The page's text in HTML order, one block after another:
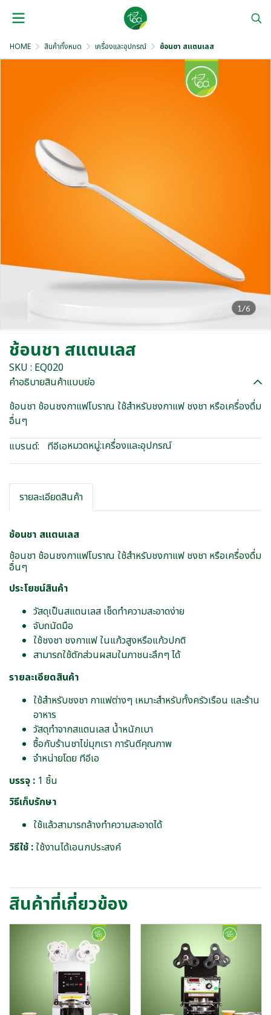
HOME สินค้าทั้งหมด เครื่องและอุปกรณ์ ช้อนชา สแตนเลส
1/6
ช้อนชา สแตนเลส
SKU : EQ020
คำอธิบายสินค้าแบบย่อ
ช้อนชา ช้อนชงกาแฟโบราณ ใช้สำหรับชงกาแฟ ชงชา หรือเครื่องดื่ม
อื่นๆ
แบรนด์:
ทีอีเอหมวดหมู่:เครื่องและอุปกรณ์
รายละเอียดสินค้า
ช้อนชา สแตนเลส
ช้อนชา ช้อนชงกาแฟโบราณ ใช้สำหรับชงกาแฟ ชงชา หรือเครื่องดื่ม
อื่นๆ
ประโยชน์สินค้า
วัสดุเป็นสแตนเลส เช็ดทำความสะอาดง่าย
จับถนัดมือ
ใช้ชงชา ชงกาแฟ ในแก้วสูงหรือแก้วปกติ
สามารถใช้ตักส่วนผสมในภาชนะลึกๆ ได้
รายละเอียดสินค้า
ใช้สำหรับชงชา กาแฟต่างๆ เหมาะสำหรับทั้งครัวเรือน และร้าน
อาหาร
วัสดุทำจากสแตนเลส น้ำหนักเบา
ซื้อกับร้านชาไข่มุกเรา การันตีคุณภาพ
จำหน่ายโดย ทีอีเอ
บรรจุ : 1 ชิ้น
วิธีเก็บรักษา
ใช้แล้วสามารถล้างทำความสะอาดได้
วิธีใช้ :ใช้งานได้เอนกประสงค์
สินค้าที่เกี่ยวข้อง